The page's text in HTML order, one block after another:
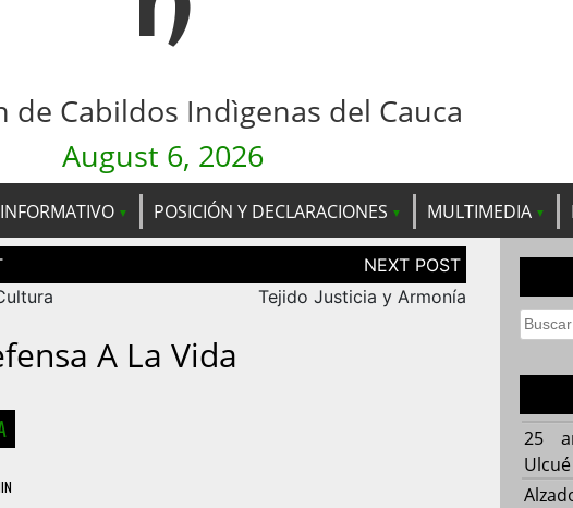
de Cabildos Indìgenas del Cauca
August 6, 2026
INFORMATIVO POSICIÓN Y DECLARACIONES MULTIMEDIA
Tejido Justicia y Armonía
A La Vida
Buscar:
25
Ulcué